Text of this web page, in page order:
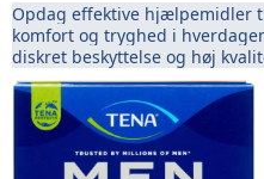
Opdag effektive hjælpemidler
komfort og tryghed i
diskret beskyttelse og høj